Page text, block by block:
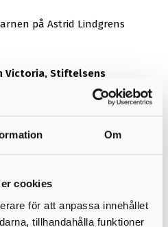
Om
cookies
för att anpassa innehållet
tillhandahålla funktioner
på Astrid Lindgrens
Victoria, Stiftelsens
Afro dite,
Stefan Andersson, Therese
Berghagen, Kajsa
Bolibompa; Ayla &
Stephan, Anna Book,